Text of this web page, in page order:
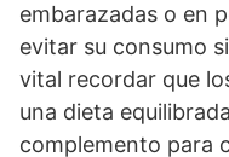
embarazadas o en
evitar su consumo
vital recordar que
una dieta
complemento para